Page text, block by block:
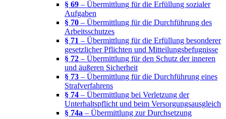
§ 69 – Übermittlung für die Erfüllung sozialer
Aufgaben
§ 70 – Übermittlung für die Durchführung des
Arbeitsschutzes
§ 71 – Übermittlung für die Erfüllung besonderer
gesetzlicher Pflichten und Mitteilungsbefugnisse
§ 72 – Übermittlung für den Schutz der inneren
und äußeren Sicherheit
§ 73 – Übermittlung für die Durchführung eines
Strafverfahrens
§ 74 – Übermittlung bei Verletzung der
Unterhaltspflicht und beim Versorgungsausgleich
§ 74a – Übermittlung zur Durchsetzung